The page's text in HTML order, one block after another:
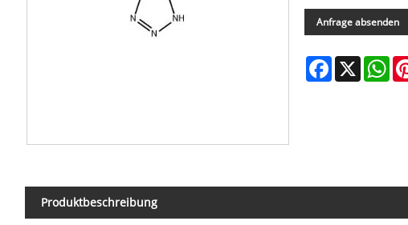
Anfrage absenden
Facebook
X
Produktbeschreibung